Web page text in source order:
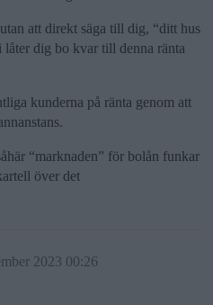
att direkt säga till dig, “ditt hus
dig bo kvar till denna ränta
kunderna på ränta genom att
“marknaden” för bolån funkar
över det
2023 00:26